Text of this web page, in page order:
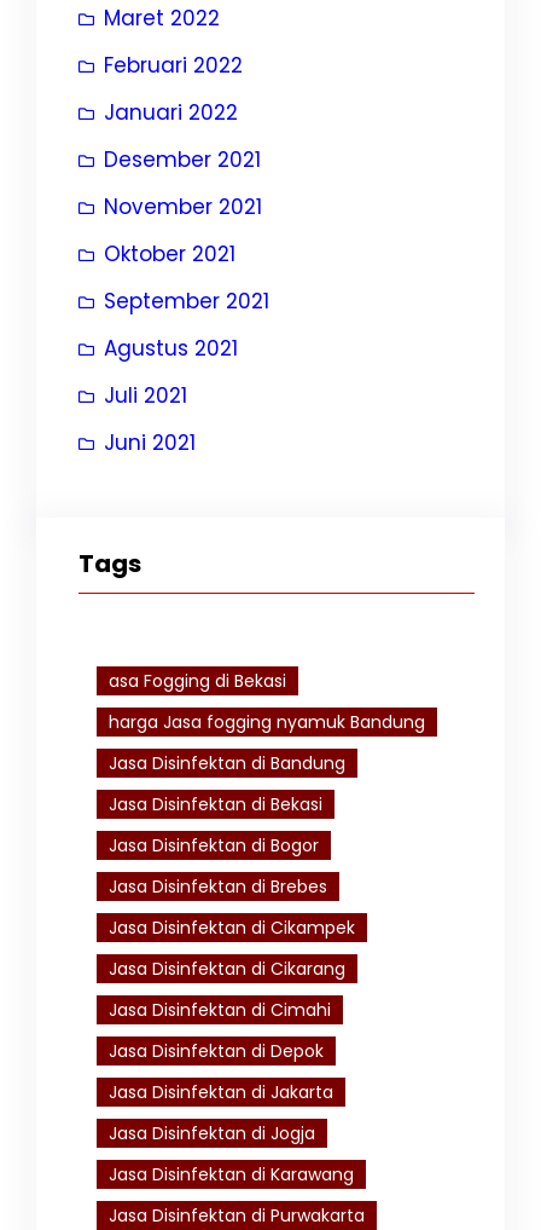
Maret 2022
Februari 2022
Januari 2022
Desember 2021
November 2021
Oktober 2021
September 2021
Agustus 2021
Juli 2021
Juni 2021
Tags
asa Fogging di Bekasi
harga Jasa fogging nyamuk Bandung
Jasa Disinfektan di Bandung
Jasa Disinfektan di Bekasi
Jasa Disinfektan di Bogor
Jasa Disinfektan di Brebes
Jasa Disinfektan di Cikampek
Jasa Disinfektan di Cikarang
Jasa Disinfektan di Cimahi
Jasa Disinfektan di Depok
Jasa Disinfektan di Jakarta
Jasa Disinfektan di Jogja
Jasa Disinfektan di Karawang
Jasa Disinfektan di Purwakarta